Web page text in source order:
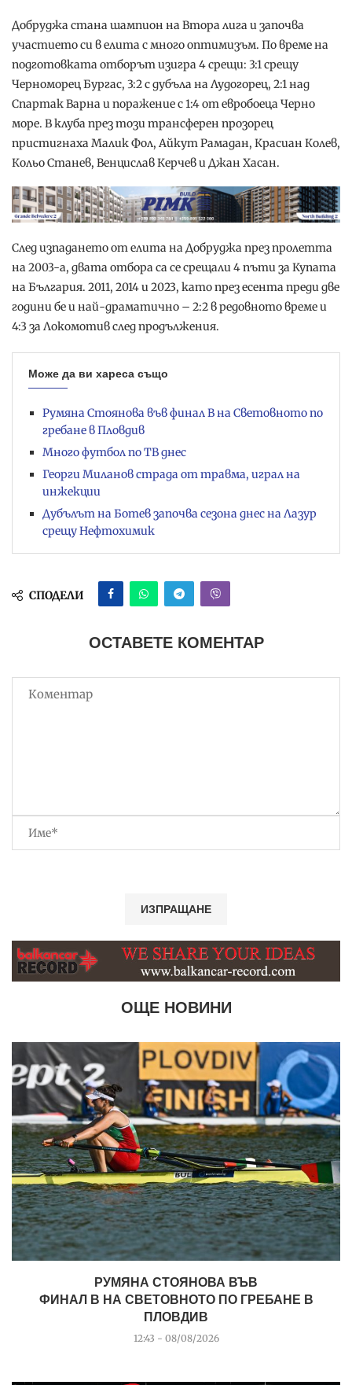
Добруджа стана шампион на Втора лига и започва
участието си в елита с много оптимизъм. По време на
подготовката отборът изигра 4 срещи: 3:1 срещу
Черноморец Бургас, 3:2 с дубъла на Лудогорец, 2:1 над
Спартак Варна и поражение с 1:4 от евробоеца Черно
море. В клуба през този трансферен прозорец
пристигнаха Малик Фол, Айкут Рамадан, Красиан Колев,
Кольо Станев, Венцислав Керчев и Джан Хасан.
След изпадането от елита на Добруджа през пролетта
на 2003-а, двата отбора са се срещали 4 пъти за Купата
на България. 2011, 2014 и 2023, като през есента преди две
години бе и най-драматично – 2:2 в редовното време и
4:3 за Локомотив след продължения.
Може да ви хареса също
Румяна Стоянова във финал B на Световното по
гребане в Пловдив
Много футбол по ТВ днес
Георги Миланов страда от травма, играл на
инжекции
Дубълът на Ботев започва сезона днес на Лазур
срещу Нефтохимик
СПОДЕЛИ
ОСТАВЕТЕ КОМЕНТАР
ОЩЕ НОВИНИ
РУМЯНА СТОЯНОВА ВЪВ
ФИНАЛ B НА СВЕТОВНОТО ПО ГРЕБАНЕ В
ПЛОВДИВ
12:43 - 08/08/2026